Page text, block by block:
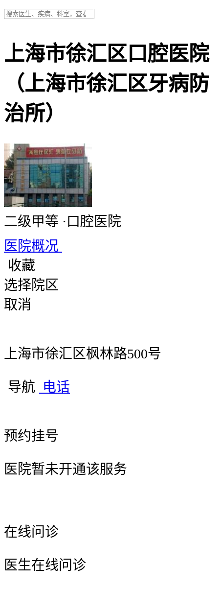
上海市徐汇区口腔医院
（上海市徐汇区牙病防
治所）
二级甲等 · 口腔医院
医院概况
收藏
选择院区
取消
上海市徐汇区枫林路500号
导航 电话
预约挂号
医院暂未开通该服务
在线问诊
医生在线问诊